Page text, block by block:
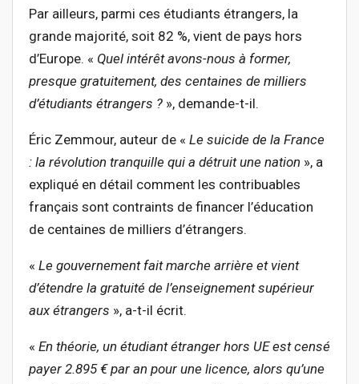
Par ailleurs, parmi ces étudiants étrangers, la
grande majorité, soit 82 %, vient de pays hors
d’Europe. « Quel intérêt avons-nous à former,
presque gratuitement, des centaines de milliers
d’étudiants étrangers ? », demande-t-il.
Éric Zemmour, auteur de « Le suicide de la France
: la révolution tranquille qui a détruit une nation », a
expliqué en détail comment les contribuables
français sont contraints de financer l’éducation
de centaines de milliers d’étrangers.
« Le gouvernement fait marche arrière et vient
d’étendre la gratuité de l’enseignement supérieur
aux étrangers », a-t-il écrit.
« En théorie, un étudiant étranger hors UE est censé
payer 2.895 € par an pour une licence, alors qu’une